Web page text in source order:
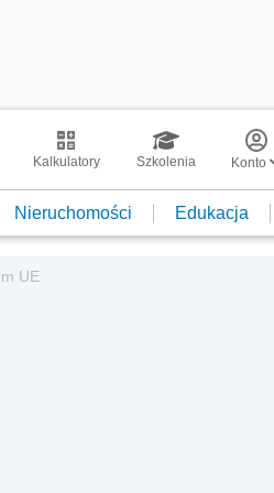
Kalkulatory Szkolenia Konto
Nieruchomości Edukacja
UE